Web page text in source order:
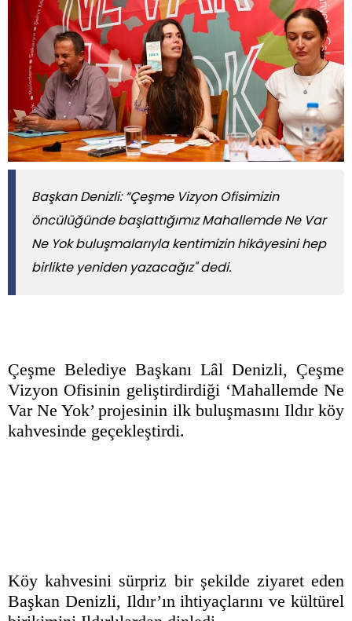
Başkan Denizli: “Çeşme Vizyon Ofisimizin
öncülüğünde başlattığımız Mahallemde Ne Var
Ne Yok buluşmalarıyla kentimizin hikâyesini hep
birlikte yeniden yazacağız" dedi.
Çeşme Belediye Başkanı Lâl Denizli, Çeşme
Vizyon Ofisinin geliştirdirdiği ‘Mahallemde Ne
Var Ne Yok’ projesinin ilk buluşmasını Ildır köy
kahvesinde geçekleştirdi.
Köy kahvesini sürpriz bir şekilde ziyaret eden
Başkan Denizli, Ildır’ın ihtiyaçlarını ve kültürel